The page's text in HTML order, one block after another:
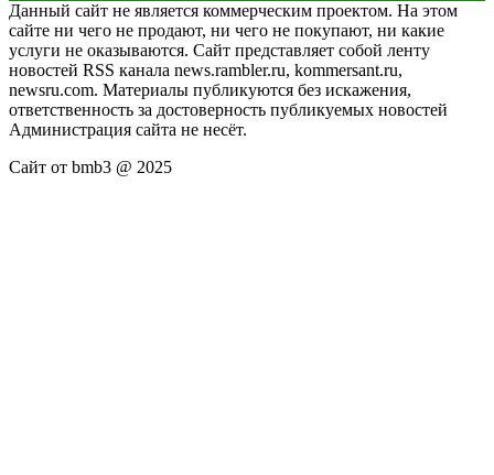
Данный сайт не является коммерческим проектом. На этом
сайте ни чего не продают, ни чего не покупают, ни какие
услуги не оказываются. Сайт представляет собой ленту
новостей RSS канала news.rambler.ru, kommersant.ru,
newsru.com. Материалы публикуются без искажения,
ответственность за достоверность публикуемых новостей
Администрация сайта не несёт.
Сайт от bmb3 @ 2025